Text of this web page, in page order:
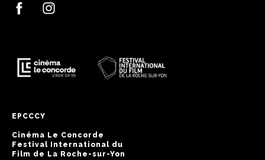
EPCCCY
Cinéma Le Concorde
Festival International du
Film de La Roche-sur-Yon